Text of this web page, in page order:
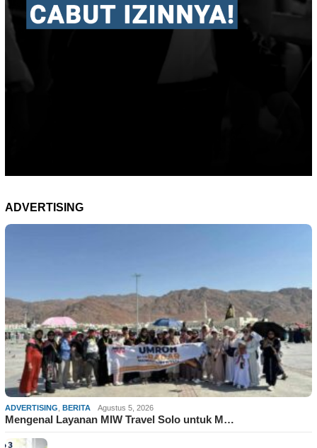
ADVERTISING
ADVERTISING, BERITA Agustus 5, 2026
Mengenal Layanan MIW Travel Solo untuk M…